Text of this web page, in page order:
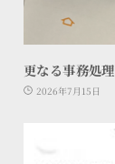
更なる事務処
2026年7月15日